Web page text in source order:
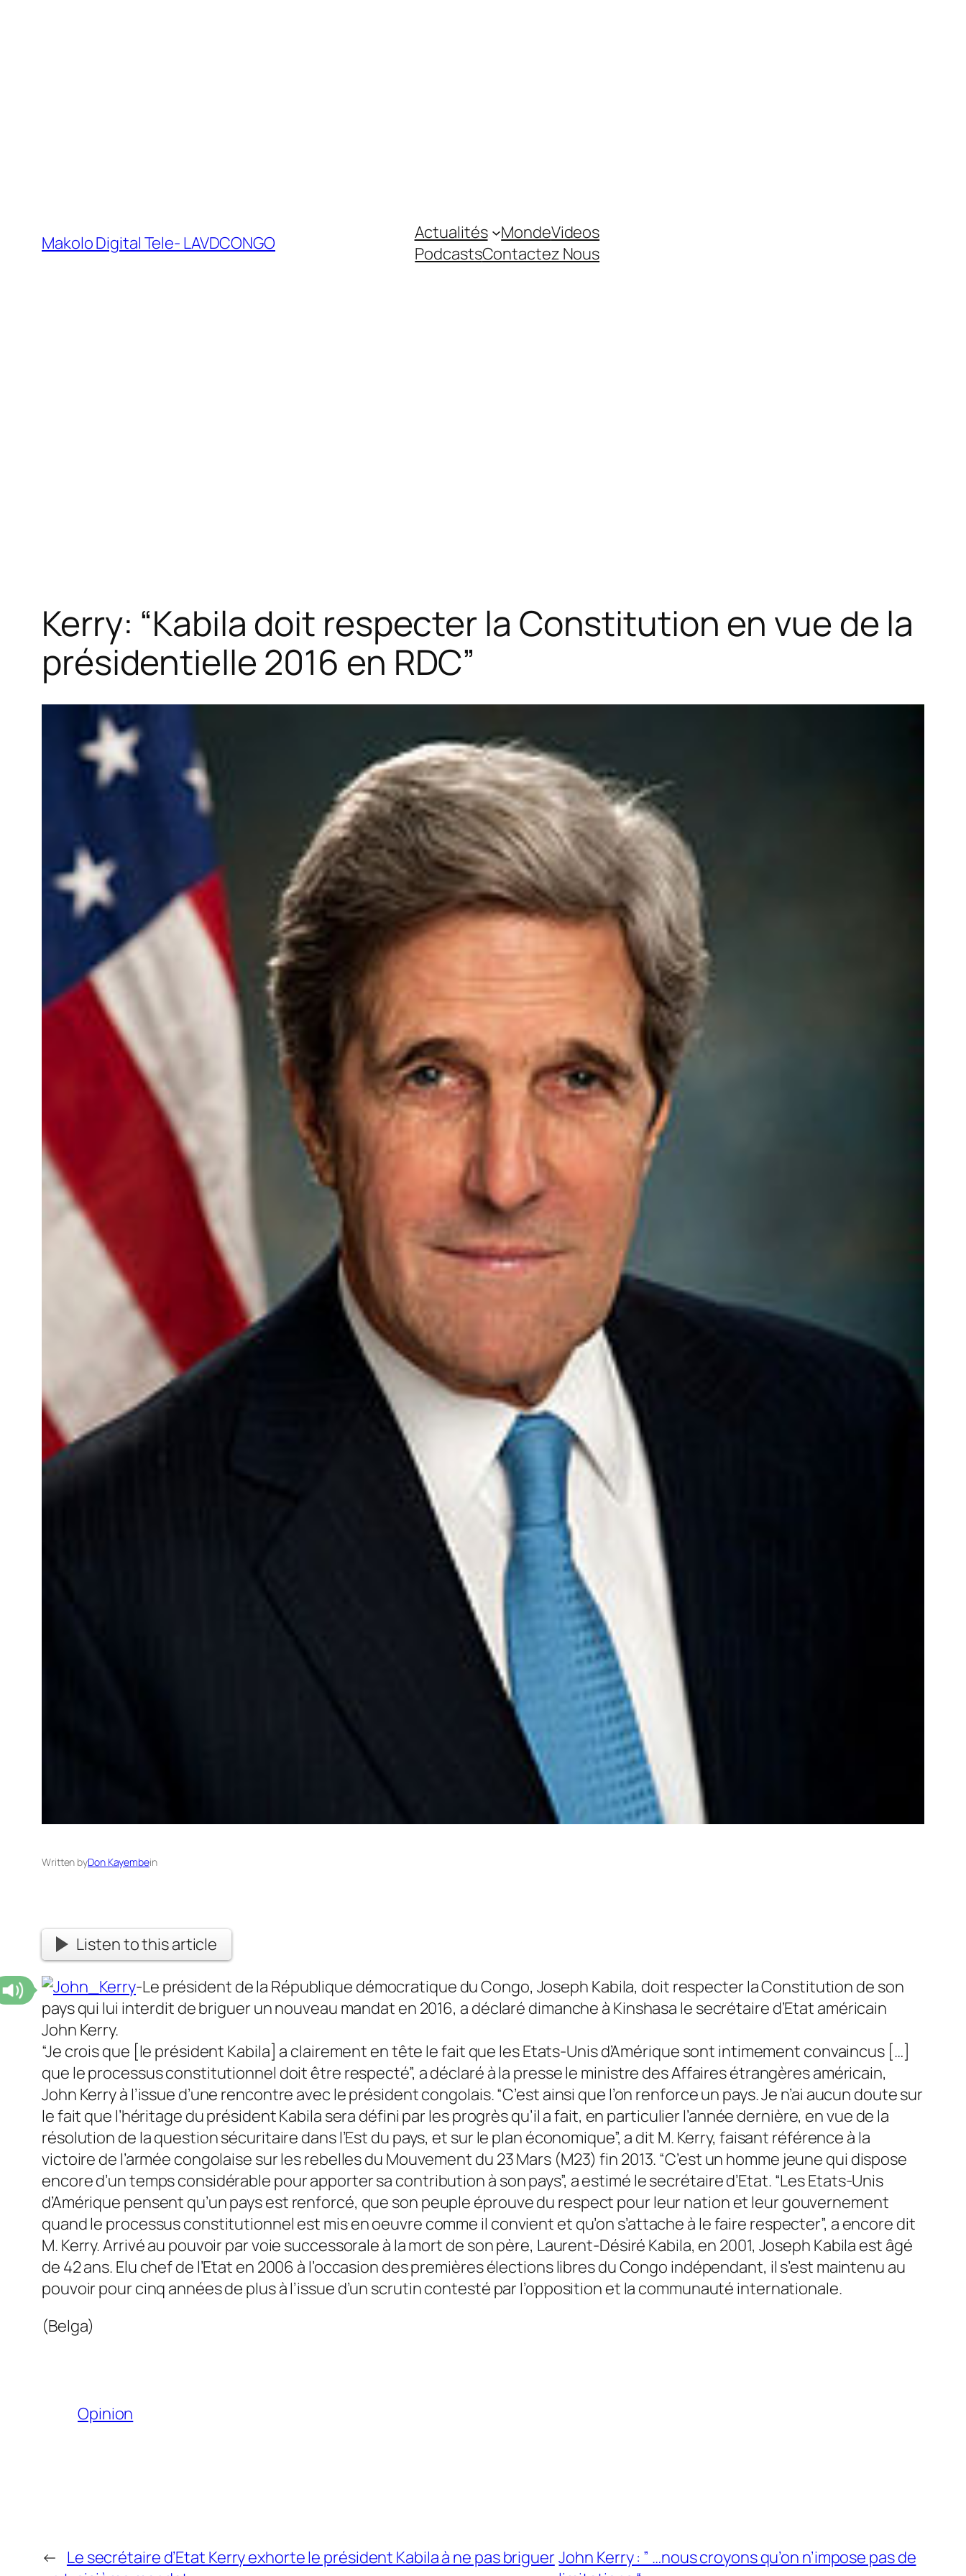
Makolo Digital Tele- LAVDCONGO Actualités MondeVideos
PodcastsContactez Nous
Kerry: “Kabila doit respecter la Constitution en vue de la
présidentielle 2016 en RDC”
Written byDon Kayembein
Listen to this article
-Le président de la République démocratique du Congo, Joseph Kabila, doit respecter la Constitution de son
pays qui lui interdit de briguer un nouveau mandat en 2016, a déclaré dimanche à Kinshasa le secrétaire d’Etat américain
John Kerry.
“Je crois que [le président Kabila] a clairement en tête le fait que les Etats-Unis d’Amérique sont intimement convaincus […]
que le processus constitutionnel doit être respecté”, a déclaré à la presse le ministre des Affaires étrangères américain,
John Kerry à l’issue d’une rencontre avec le président congolais. “C’est ainsi que l’on renforce un pays. Je n’ai aucun doute sur
le fait que l’héritage du président Kabila sera défini par les progrès qu’il a fait, en particulier l’année dernière, en vue de la
résolution de la question sécuritaire dans l’Est du pays, et sur le plan économique”, a dit M. Kerry, faisant référence à la
victoire de l’armée congolaise sur les rebelles du Mouvement du 23 Mars (M23) fin 2013. “C’est un homme jeune qui dispose
encore d’un temps considérable pour apporter sa contribution à son pays”, a estimé le secrétaire d’Etat. “Les Etats-Unis
d’Amérique pensent qu’un pays est renforcé, que son peuple éprouve du respect pour leur nation et leur gouvernement
quand le processus constitutionnel est mis en oeuvre comme il convient et qu’on s’attache à le faire respecter”, a encore dit
M. Kerry. Arrivé au pouvoir par voie successorale à la mort de son père, Laurent-Désiré Kabila, en 2001, Joseph Kabila est âgé
de 42 ans. Elu chef de l’Etat en 2006 à l’occasion des premières élections libres du Congo indépendant, il s’est maintenu au
pouvoir pour cinq années de plus à l’issue d’un scrutin contesté par l’opposition et la communauté internationale.
(Belga)
Opinion
← Le secrétaire d’Etat Kerry exhorte le président Kabila à ne pas briguerJohn Kerry : ” …nous croyons qu’on n’impose pas de